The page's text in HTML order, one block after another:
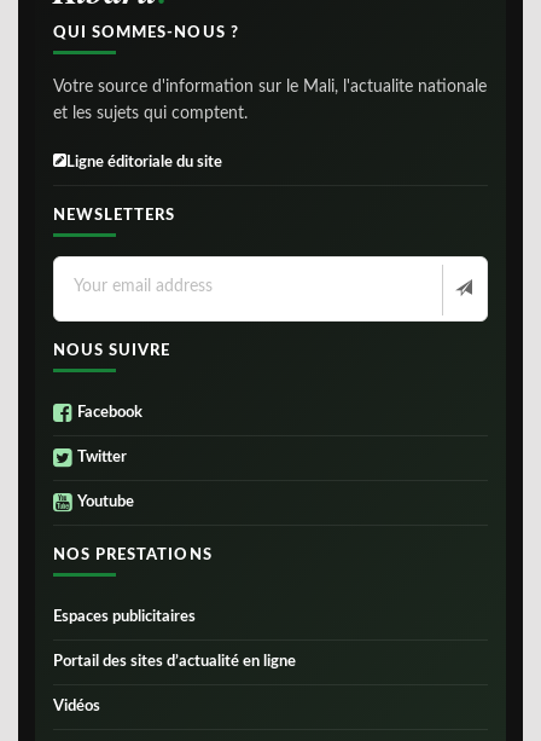
QUI SOMMES-NOUS ?
Votre source d'information sur le Mali, l'actualite nationale
et les sujets qui comptent.
Ligne éditoriale du site
NEWSLETTERS
NOUS SUIVRE
Facebook
Twitter
Youtube
NOS PRESTATIONS
Espaces publicitaires
Portail des sites d’actualité en ligne
Vidéos